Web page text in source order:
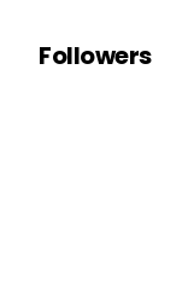
Followers